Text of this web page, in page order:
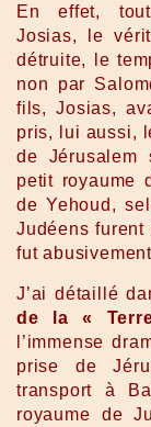
En effet,
Josias, le
détruite, le
non par
fils, Josias,
pris, lui aussi,
de Jérusalem
petit royaume
de Yehoud,
Judéens furent
fut
J’ai détaillé
de la «
l’immense
prise de
transport à
royaume de